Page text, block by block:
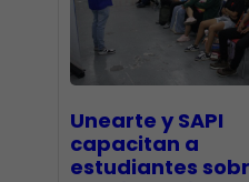
Unearte y SAPI
capacitan a
estudiantes